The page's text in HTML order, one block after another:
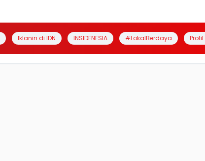
Iklanin di IDN INSIDENESIA #LokalBerdaya